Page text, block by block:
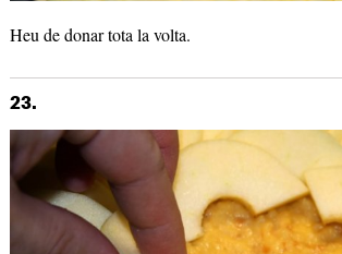
Heu de donar tota la volta.
23.